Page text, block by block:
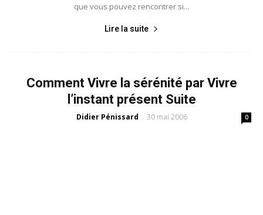
que vous pouvez rencontrer si...
Lire la suite
Comment Vivre la sérénité par Vivre
l’instant présent Suite
Didier Pénissard - 30 mai 2006 0